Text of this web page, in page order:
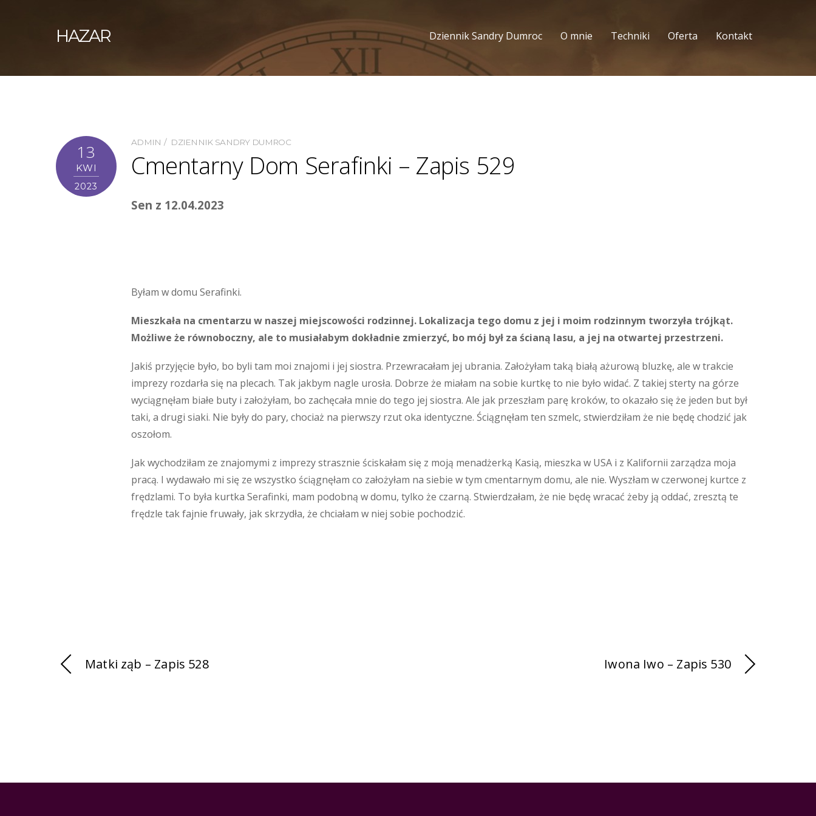
HAZAR Dziennik Sandry Dumroc O mnie Techniki Oferta Kontakt
13
KWI
2023
ADMIN DZIENNIK SANDRY DUMROC
Cmentarny Dom Serafinki – Zapis 529
Sen z 12.04.2023
Byłam w domu Serafinki.
Mieszkała na cmentarzu w naszej miejscowości rodzinnej. Lokalizacja tego domu z jej i moim rodzinnym tworzyła trójkąt.
Możliwe że równoboczny, ale to musiałabym dokładnie zmierzyć, bo mój był za ścianą lasu, a jej na otwartej przestrzeni.
Jakiś przyjęcie było, bo byli tam moi znajomi i jej siostra. Przewracałam jej ubrania. Założyłam taką białą ażurową bluzkę, ale w trakcie
imprezy rozdarła się na plecach. Tak jakbym nagle urosła. Dobrze że miałam na sobie kurtkę to nie było widać. Z takiej sterty na górze
wyciągnęłam białe buty i założyłam, bo zachęcała mnie do tego jej siostra. Ale jak przeszłam parę kroków, to okazało się że jeden but był
taki, a drugi siaki. Nie były do pary, chociaż na pierwszy rzut oka identyczne. Ściągnęłam ten szmelc, stwierdziłam że nie będę chodzić jak
oszołom.
Jak wychodziłam ze znajomymi z imprezy strasznie ściskałam się z moją menadżerką Kasią, mieszka w USA i z Kalifornii zarządza moja
pracą. I wydawało mi się ze wszystko ściągnęłam co założyłam na siebie w tym cmentarnym domu, ale nie. Wyszłam w czerwonej kurtce z
frędzlami. To była kurtka Serafinki, mam podobną w domu, tylko że czarną. Stwierdzałam, że nie będę wracać żeby ją oddać, zresztą te
frędzle tak fajnie fruwały, jak skrzydła, że chciałam w niej sobie pochodzić.
Matki ząb – Zapis 528 Iwona Iwo – Zapis 530